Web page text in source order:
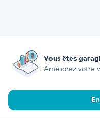
Vous êtes
Améliorez votre